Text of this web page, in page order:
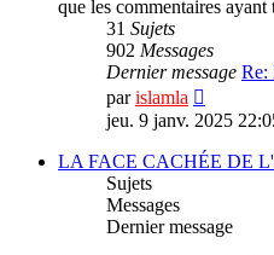
que les commentaires
31 Sujets
902 Messages
Dernier message Re:
parislamla
le
message
jeu. 9 janv. 2025
LA FACE CACHÉE DE
Sujets
Messages
Dernier message